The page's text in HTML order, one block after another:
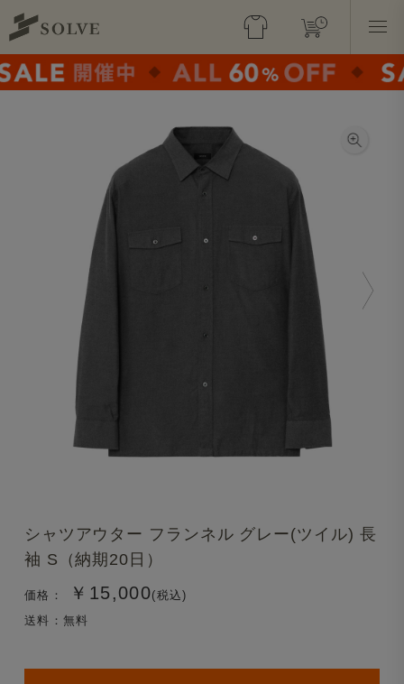
シャツアウター フランネル グレー(ツイル) 長
袖 S（納期20日）
価格： ￥15,000(税込)
送料：無料